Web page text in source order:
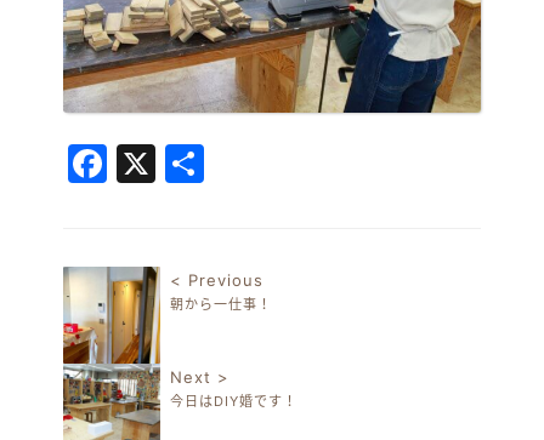
Facebook
X
投稿ナビゲーション
< Previous
朝から一仕事！
Next >
今日はDIY婚です！